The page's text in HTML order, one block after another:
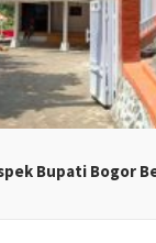
Bupati Bogor